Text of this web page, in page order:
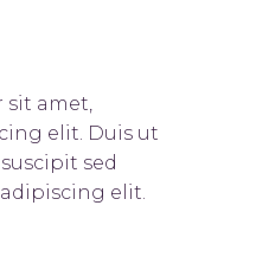
sit amet,
elit. Duis ut
sed
elit.